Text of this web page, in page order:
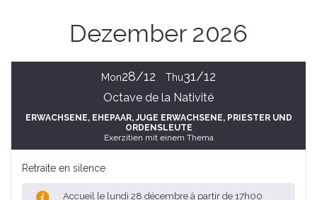
Dezember 2026
Mon28/12 Thu31/12
Octave de la Nativité
ERWACHSENE, EHEPAAR, JUGE ERWACHSENE, PRIESTER UND
ORDENSLEUTE
Exerzitien mit einem Thema
Retraite en silence
Accueil le lundi 28 décembre à partir de 17h00